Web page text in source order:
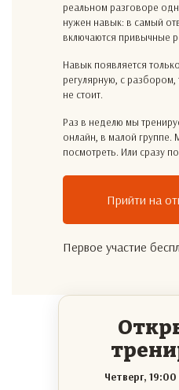
реальном разговоре
нужен навык: в самый
включаются привычные
Навык появляется
регулярную, с
не стоит.
Раз в неделю мы
онлайн, в малой группе.
посмотреть. Или сразу
Прийти на
Первое участие
Четверг,